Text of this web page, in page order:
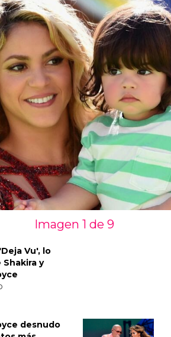
Imagen 1 de 9
Vu', lo
Shakira y
desnudo